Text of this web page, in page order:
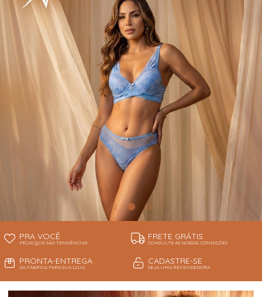
TODOS DE RENDAS & DELICADEZAS
PRA VOCÊ
PEÇAS QUE SÃO TENDÊNCIAS!
FRETE GRÁTIS
CONSULTE AS NOSSAS CONDIÇÕES
PRONTA-ENTREGA
DA FÁBRICA PARA SUA LOJA
CADASTRE-SE
SEJA UMA REVENDEDORA